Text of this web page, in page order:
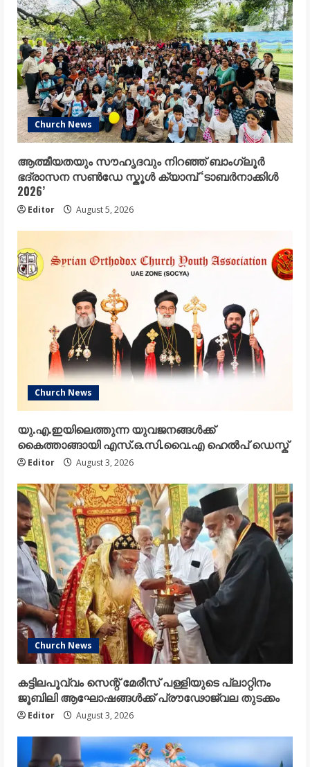
Church News
ആത്മീയതയും സൗഹൃദവും നിറഞ്ഞ് ബാംഗ്ലൂർ
ഭദ്രാസന സൺഡേ സ്കൂൾ ക്യാമ്പ് ‘ടാബർനാക്കിൾ
2026’
Editor August 5, 2026
Church News
യു.എ.ഇയിലെത്തുന്ന യുവജനങ്ങൾക്ക്
കൈത്താങ്ങായി എസ്.ഒ.സി.വൈ.എ ഹെൽപ് ഡെസ്ക്
Editor August 3, 2026
Church News
കട്ടിലപൂവ്വം സെന്റ് മേരീസ് പള്ളിയുടെ പ്ലാറ്റിനം
ജൂബിലി ആഘോഷങ്ങൾക്ക് പ്രൗഢോജ്വല തുടക്കം
Editor August 3, 2026